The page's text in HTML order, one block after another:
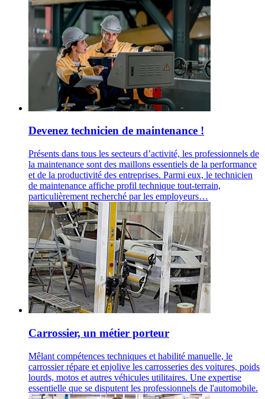
Devenez technicien de maintenance !
Présents dans tous les secteurs d’activité, les professionnels de
la maintenance sont des maillons essentiels de la performance
et de la productivité des entreprises. Parmi eux, le technicien
de maintenance affiche profil technique tout-terrain,
particulièrement recherché par les employeurs…
Carrossier, un métier porteur
Mêlant compétences techniques et habilité manuelle, le
carrossier répare et enjolive les carrosseries des voitures, poids
lourds, motos et autres véhicules utilitaires. Une expertise
essentielle que se disputent les professionnels de l'automobile.